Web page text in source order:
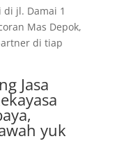
di jl. Damai 1
Mas Depok,
di tiap
Jasa
yuk